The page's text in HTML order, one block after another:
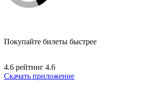
Покупайте билеты быстрее
4.6 рейтинг 4.6
Скачать приложение